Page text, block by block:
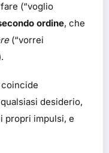
(“voglio
ordine, che
(“vorrei
desiderio,
propri impulsi, e